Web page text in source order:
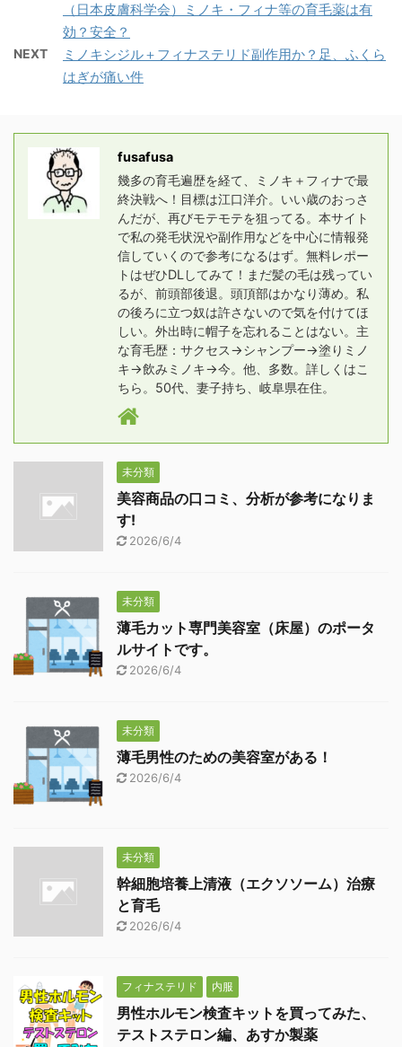
（日本皮膚科学会）ミノキ・フィナ等の育毛薬は有
効？安全？
NEXT
ミノキシジル＋フィナステリド副作用か？足、ふくら
はぎが痛い件
fusafusa
幾多の育毛遍歴を経て、ミノキ＋フィナで最
終決戦へ！目標は江口洋介。いい歳のおっさ
んだが、再びモテモテを狙ってる。本サイト
で私の発毛状況や副作用などを中心に情報発
信していくので参考になるはず。無料レポー
トはぜひDLしてみて！まだ髪の毛は残ってい
るが、前頭部後退。頭頂部はかなり薄め。私
の後ろに立つ奴は許さないので気を付けてほ
しい。外出時に帽子を忘れることはない。主
な育毛歴：サクセス→シャンプー→塗りミノ
キ→飲みミノキ→今。他、多数。詳しくはこ
ちら。50代、妻子持ち、岐阜県在住。
未分類
美容商品の口コミ、分析が参考になりま
す!
2026/6/4
未分類
薄毛カット専門美容室（床屋）のポータ
ルサイトです。
2026/6/4
未分類
薄毛男性のための美容室がある！
2026/6/4
未分類
幹細胞培養上清液（エクソソーム）治療
と育毛
2026/6/4
フィナステリド 内服
男性ホルモン検査キットを買ってみた、
テストステロン編、あすか製薬